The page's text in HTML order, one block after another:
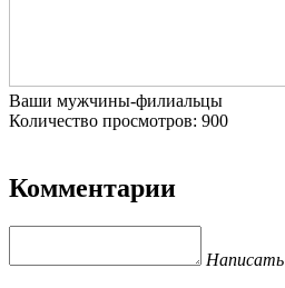
Ваши мужчины-филиальцы
Количество просмотров: 900
Комментарии
Написать